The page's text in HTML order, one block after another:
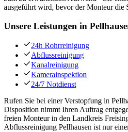
ausgeführt wird, bevor der Monteur die
Unsere Leistungen in
24h Rohrreinigung
Abflussreinigung
Kanalreinigung
Kamerainspektion
24/7 Notdienst
Rufen Sie bei einer Verstopfung in
Disposition nimmt Ihren Auftrag
freien Monteur in den Landkreis
Abflussreinigung Pellhausen ist nur